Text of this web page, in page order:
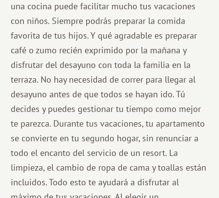
una cocina puede facilitar mucho tus vacaciones
con niños. Siempre podrás preparar la comida
favorita de tus hijos. Y qué agradable es preparar
café o zumo recién exprimido por la mañana y
disfrutar del desayuno con toda la familia en la
terraza. No hay necesidad de correr para llegar al
desayuno antes de que todos se hayan ido. Tú
decides y puedes gestionar tu tiempo como mejor
te parezca. Durante tus vacaciones, tu apartamento
se convierte en tu segundo hogar, sin renunciar a
todo el encanto del servicio de un resort. La
limpieza, el cambio de ropa de cama y toallas están
incluidos. Todo esto te ayudará a disfrutar al